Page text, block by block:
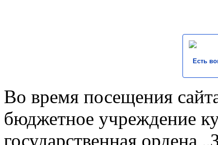
Есть
Во время посещения
бюджетное учреждение
государственная ордена